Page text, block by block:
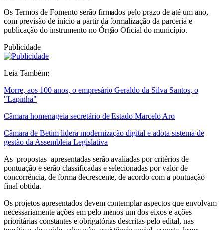
Os Termos de Fomento serão firmados pelo prazo de até um ano,
com previsão de início a partir da formalização da parceria e
publicação do instrumento no Órgão Oficial do município.
Publicidade
Leia Também:
Morre, aos 100 anos, o empresário Geraldo da Silva Santos, o
"Lapinha"
Câmara homenageia secretário de Estado Marcelo Aro
Câmara de Betim lidera modernização digital e adota sistema de
gestão da Assembleia Legislativa
As propostas apresentadas serão avaliadas por critérios de
pontuação e serão classificadas e selecionadas por valor de
concorrência, de forma decrescente, de acordo com a pontuação
final obtida.
Os projetos apresentados devem contemplar aspectos que envolvam
necessariamente ações em pelo menos um dos eixos e ações
prioritárias constantes e obrigatórias descritas pelo edital, nas